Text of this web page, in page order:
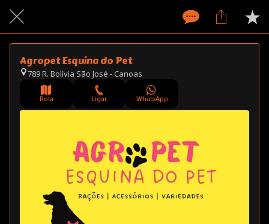
Agropet Esquina do Pet
789 R. Bolívia São José - Canoas
Rota Ligar WhatsApp